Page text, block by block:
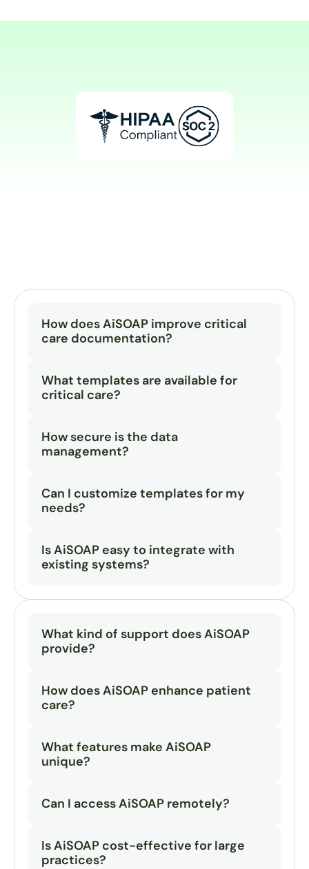
How does AiSOAP improve critical
care documentation?
What templates are available for
critical care?
How secure is the data
management?
Can I customize templates for my
needs?
Is AiSOAP easy to integrate with
existing systems?
What kind of support does AiSOAP
provide?
How does AiSOAP enhance patient
care?
What features make AiSOAP
unique?
Can I access AiSOAP remotely?
Is AiSOAP cost-effective for large
practices?